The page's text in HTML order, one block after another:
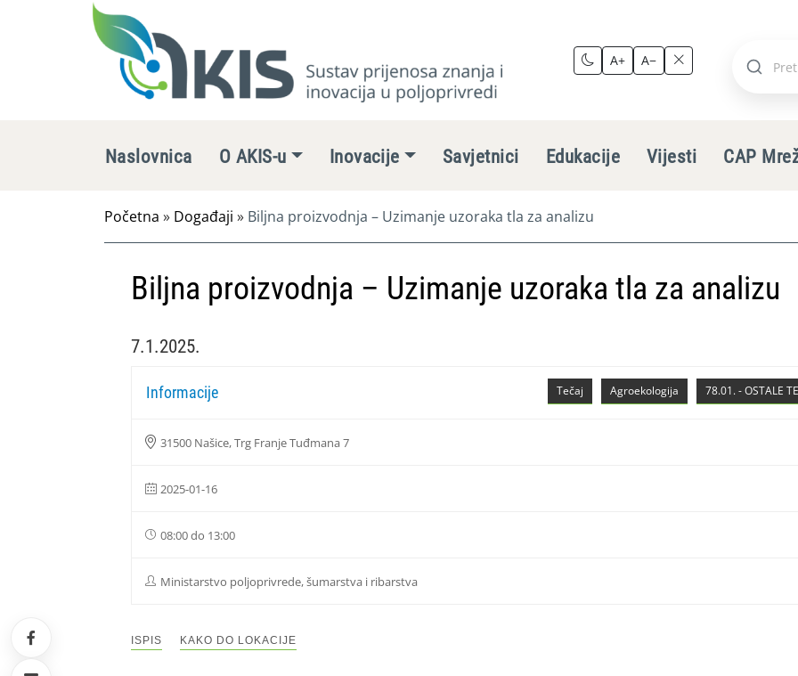
A+ A−
Pretraži
Naslovnica O AKIS-u Inovacije Savjetnici Edukacije Vijesti CAP
Početna » Događaji » Biljna proizvodnja – Uzimanje uzoraka tla za analizu
Biljna proizvodnja – Uzimanje uzoraka tla za analizu
7.1.2025.
78.01. - OSTALE
Agroekologija
Tečaj
Informacije
31500 Našice, Trg Franje Tuđmana 7
2025-01-16
08:00 do 13:00
Ministarstvo poljoprivrede, šumarstva i ribarstva
ISPIS KAKO DO LOKACIJE